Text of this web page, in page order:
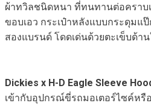
ผ้าทวิลชนิดหนา ที่ทนทานต่อคราบ
ขอบเอว กระเป๋าหลังแบบกระดุม
สองแบรนด์ โดดเด่นด้วยตะเข็บด้า
Dickies x H-D Eagle Sleeve
เข้ากับอุปกรณ์ขี่รถมอเตอร์ไซค์หรื